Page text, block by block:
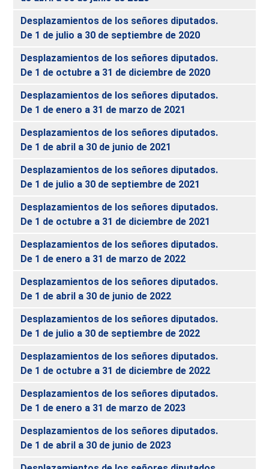
Desplazamientos de los señores diputados.
De 1 de julio a 30 de septiembre de 2020
Desplazamientos de los señores diputados.
De 1 de octubre a 31 de diciembre de 2020
Desplazamientos de los señores diputados.
De 1 de enero a 31 de marzo de 2021
Desplazamientos de los señores diputados.
De 1 de abril a 30 de junio de 2021
Desplazamientos de los señores diputados.
De 1 de julio a 30 de septiembre de 2021
Desplazamientos de los señores diputados.
De 1 de octubre a 31 de diciembre de 2021
Desplazamientos de los señores diputados.
De 1 de enero a 31 de marzo de 2022
Desplazamientos de los señores diputados.
De 1 de abril a 30 de junio de 2022
Desplazamientos de los señores diputados.
De 1 de julio a 30 de septiembre de 2022
Desplazamientos de los señores diputados.
De 1 de octubre a 31 de diciembre de 2022
Desplazamientos de los señores diputados.
De 1 de enero a 31 de marzo de 2023
Desplazamientos de los señores diputados.
De 1 de abril a 30 de junio de 2023